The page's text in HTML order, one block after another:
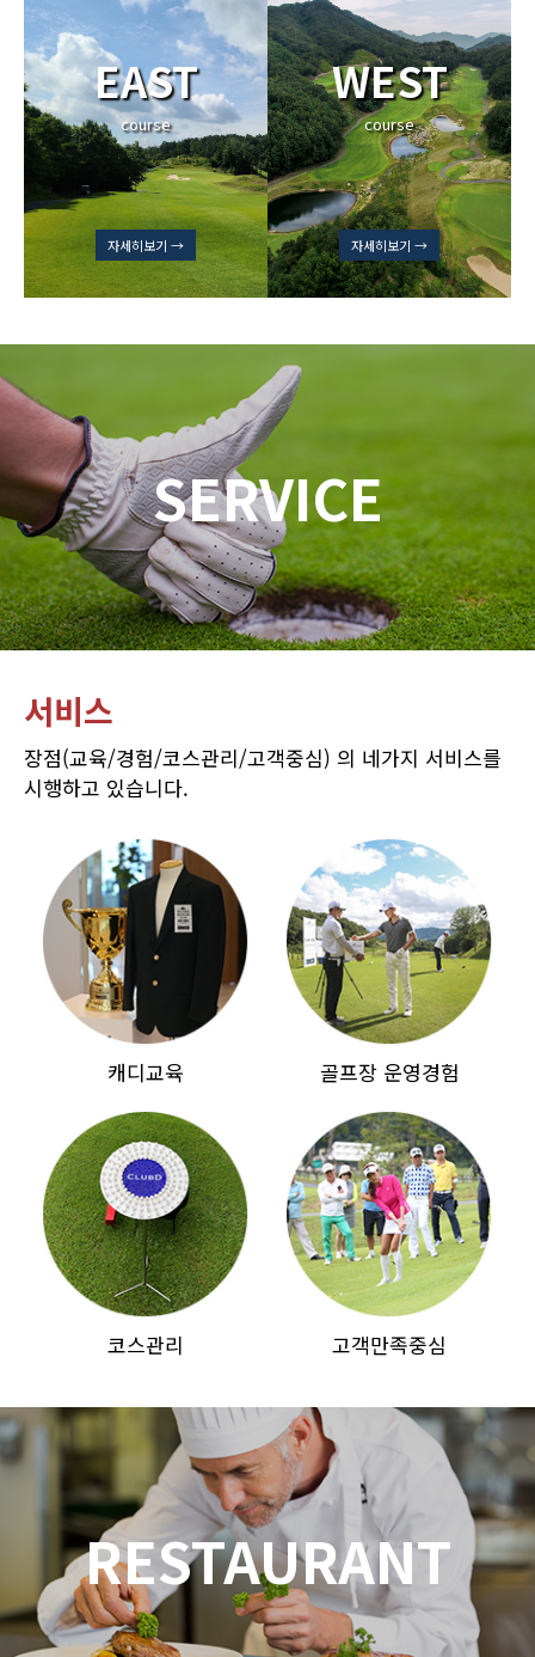
EAST
course
자세히보기 →
WEST
course
자세히보기 →
SERVICE
서비스
장점(교육/경험/코스관리/고객중심) 의 네가지 서비스를
시행하고 있습니다.
캐디교육 골프장 운영경험
코스관리 고객만족중심
RESTAURANT